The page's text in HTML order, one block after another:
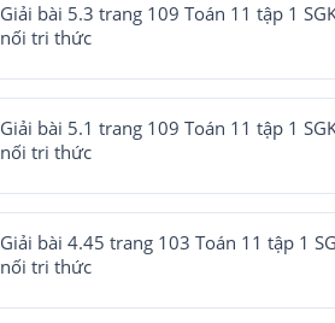
Giải bài 5.3 trang 109 Toán 11 tập 1
nối tri thức
Giải bài 5.1 trang 109 Toán 11 tập 1
nối tri thức
Giải bài 4.45 trang 103 Toán 11 tập 1
nối tri thức